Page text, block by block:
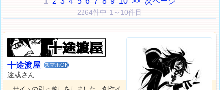
2264件中 1～10件目
十途渡屋 スマホOK
途或さん